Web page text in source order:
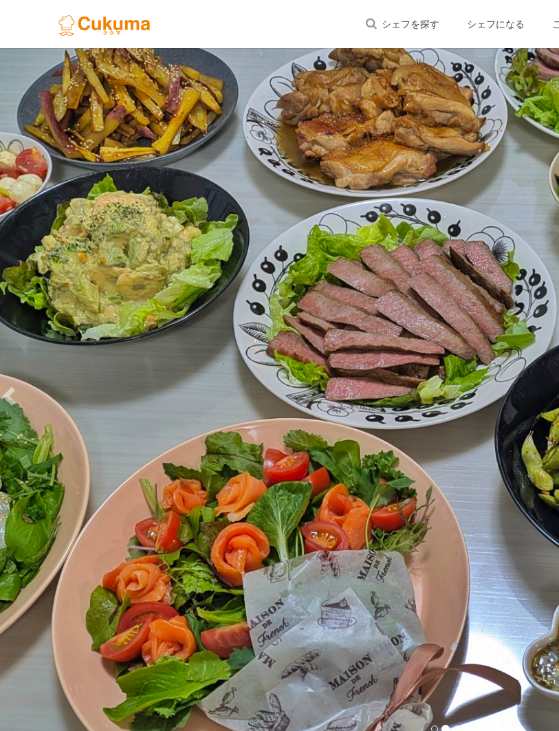
シェフを探す シェフになる
Previous